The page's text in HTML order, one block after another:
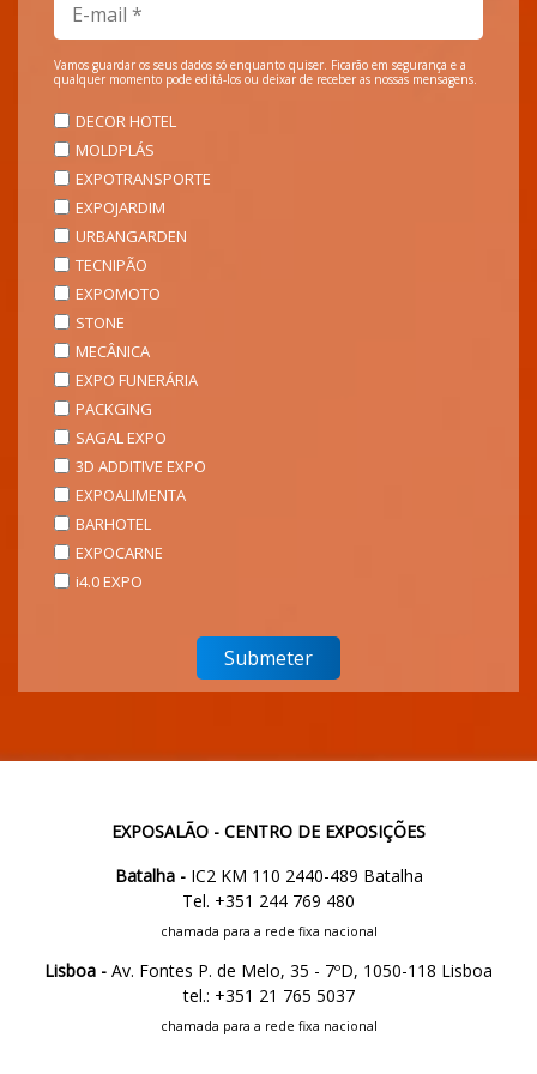
Vamos guardar os seus dados só enquanto quiser. Ficarão em segurança e a
qualquer momento pode editá-los ou deixar de receber as nossas mensagens.
DECOR HOTEL
MOLDPLÁS
EXPOTRANSPORTE
EXPOJARDIM
URBANGARDEN
TECNIPÃO
EXPOMOTO
STONE
MECÂNICA
EXPO FUNERÁRIA
PACKGING
SAGAL EXPO
3D ADDITIVE EXPO
EXPOALIMENTA
BARHOTEL
EXPOCARNE
i4.0 EXPO
EXPOSALÃO - CENTRO DE EXPOSIÇÕES
Batalha -IC2 KM 110 2440-489 Batalha
Tel. +351 244 769 480
chamada para a rede fixa nacional
Lisboa - Av. Fontes P. de Melo, 35 - 7ºD, 1050-118 Lisboa
tel.: +351 21 765 5037
chamada para a rede fixa nacional